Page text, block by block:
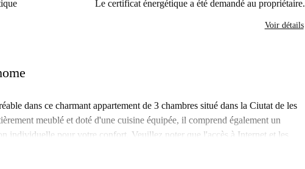
Le certificat énergétique a été demandé au propriétaire.
Voir détails
dans ce charmant appartement de 3 chambres situé dans la Ciutat de les
meublé et doté d'une cuisine équipée, il comprend également un
individuelle pour votre confort. Veuillez noter que l'accès à Internet et les
gaz) sont inclus, mais à régler au propriétaire à un tarif fixe. Ce logement